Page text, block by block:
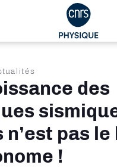
des
pas le
!